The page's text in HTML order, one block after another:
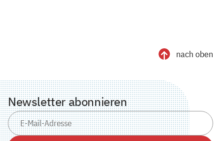
nach oben
Newsletter abonnieren